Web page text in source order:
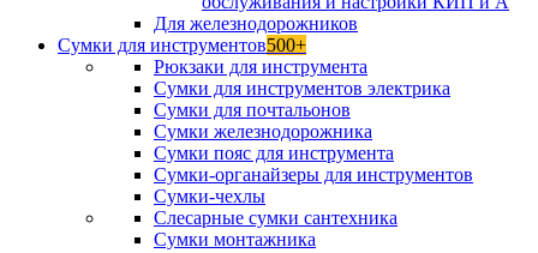
Для железнодорожников
Сумки для инструментов500+
Рюкзаки для инструмента
Сумки для инструментов электрика
Сумки для почтальонов
Сумки железнодорожника
Сумки пояс для инструмента
Сумки-органайзеры для инструментов
Сумки-чехлы
Слесарные сумки сантехника
Сумки монтажника